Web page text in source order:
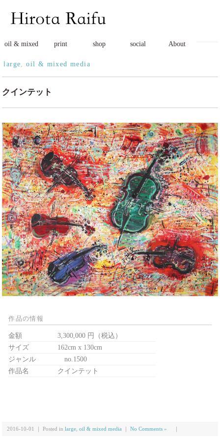
oil & mixed print shop social About
large,oil & mixed media
クインテット
作品の情報
金額
3,300,000 円（税込）
サイズ
162cm x 130cm
ジャンル
no.1500
作品名
クインテット
2016-10-01 ｜ Posted inlarge ,oil & mixed media ｜No Comments »